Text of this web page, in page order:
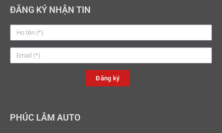
ĐĂNG KÝ NHẬN TIN
Đăng ký
PHÚC LÂM AUTO